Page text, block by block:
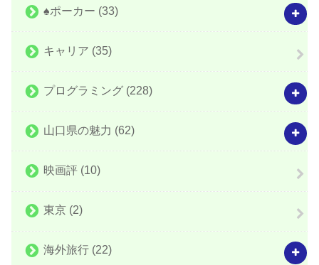
♠️ポーカー (33)
キャリア (35)
プログラミング (228)
山口県の魅力 (62)
映画評 (10)
東京 (2)
海外旅行 (22)